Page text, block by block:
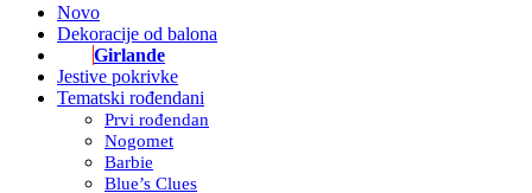
Novo
Dekoracije od balona
Girlande
Jestive pokrivke
Tematski rođendani
Prvi rođendan
Nogomet
Barbie
Blue’s Clues